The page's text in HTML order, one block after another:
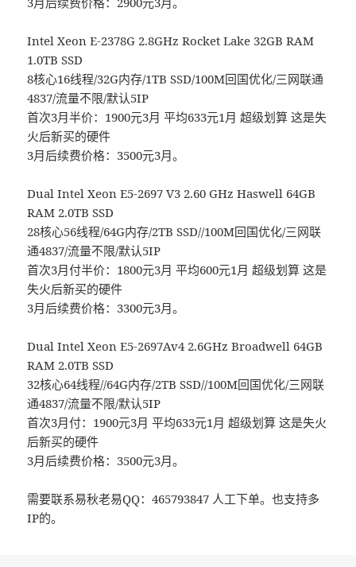
Intel Xeon E-2378G 2.8GHz Rocket Lake 32GB RAM
1.0TB SSD
8核心16线程/32G内存/1TB SSD/100M回国优化/三网联通
4837/流量不限/默认5IP
首次3月半价：1900元3月 平均633元1月 超级划算 这是失
火后新买的硬件
3月后续费价格：3500元3月。
Dual Intel Xeon E5-2697 V3 2.60 GHz Haswell 64GB
RAM 2.0TB SSD
28核心56线程/64G内存/2TB SSD//100M回国优化/三网联
通4837/流量不限/默认5IP
首次3月付半价：1800元3月 平均600元1月 超级划算 这是
失火后新买的硬件
3月后续费价格：3300元3月。
Dual Intel Xeon E5-2697Av4 2.6GHz Broadwell 64GB
RAM 2.0TB SSD
32核心64线程//64G内存/2TB SSD//100M回国优化/三网联
通4837/流量不限/默认5IP
首次3月付：1900元3月 平均633元1月 超级划算 这是失火
后新买的硬件
3月后续费价格：3500元3月。
需要联系易秋老易QQ：465793847 人工下单。也支持多
IP的。